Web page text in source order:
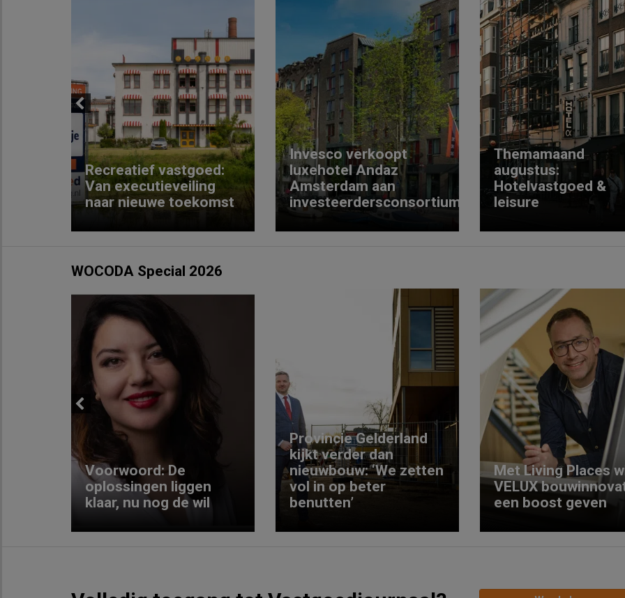
Previous
Recreatief vastgoed:
Van executieveiling
naar nieuwe toekomst
Invesco verkoopt
luxehotel Andaz
Amsterdam aan
investeerdersconsortium
Themamaand
augustus:
Hotelvastgoed &
leisure
WOCODA Special 2026
Previous
Voorwoord: De
oplossingen liggen
klaar, nu nog de wil
Provincie Gelderland
kijkt verder dan
nieuwbouw: ‘We zetten
vol in op beter
benutten’
Met Living Places
VELUX
een boost geven